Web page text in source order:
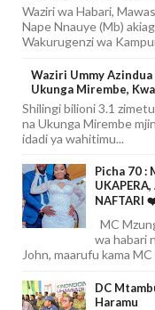
Waziri wa Habari,
Nape Nnauye (Mb)
Wakurugenzi wa
Waziri Ummy Azindua
Ukunga Mirembe,
Shilingi bilioni 3.1
na Ukunga Mirembe
idadi ya wahitimu...
Picha 70 :
NAFTARI
MC
wa habari
John, maarufu kama
DC
Haramu